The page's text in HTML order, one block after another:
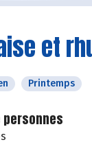
et
Printemps
personnes